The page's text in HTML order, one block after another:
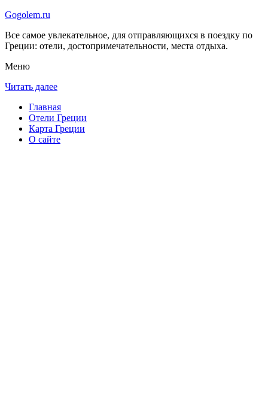
Gogolem.ru
Все самое увлекательное, для отправляющихся в поездку по
Греции: отели, достопримечательности, места отдыха.
Меню
Читать далее
Главная
Отели Греции
Карта Греции
О сайте